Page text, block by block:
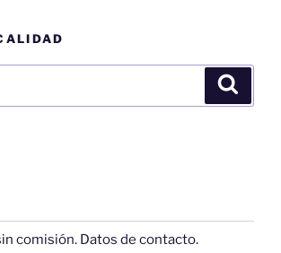
comisión. Datos de contacto.